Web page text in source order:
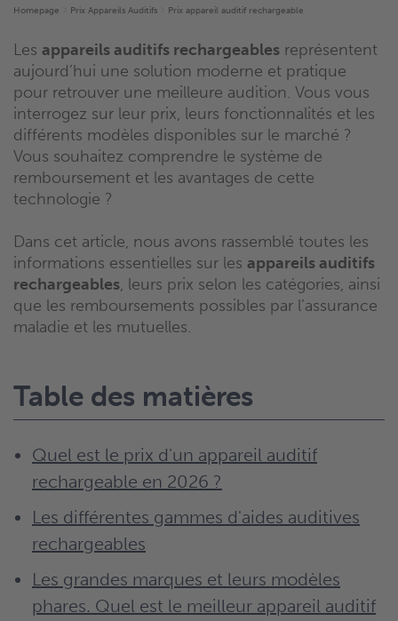
Homepage Prix Appareils Auditifs Prix appareil auditif rechargeable
Les appareils auditifs rechargeables représentent
aujourd’hui une solution moderne et pratique
pour retrouver une meilleure audition. Vous vous
interrogez sur leur prix, leurs fonctionnalités et les
différents modèles disponibles sur le marché ?
Vous souhaitez comprendre le système de
remboursement et les avantages de cette
technologie ?
Dans cet article, nous avons rassemblé toutes les
informations essentielles sur les appareils auditifs
rechargeables, leurs prix selon les catégories, ainsi
que les remboursements possibles par l’assurance
maladie et les mutuelles.
Table des matières
Quel est le prix d'un appareil auditif
rechargeable en 2026 ?
Les différentes gammes d'aides auditives
rechargeables
Les grandes marques et leurs modèles
phares. Quel est le meilleur appareil auditif